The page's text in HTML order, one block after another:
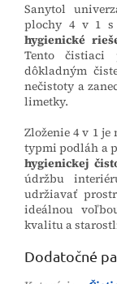
Sanytol
plochy 4 v 1 s
hygienické
Tento čistiaci
dôkladným
nečistoty a
limetky.
Zloženie 4 v 1
typmi podláh a
hygienickej
údržbu
udržiavať
ideálnou
kvalitu a
Dodatočné